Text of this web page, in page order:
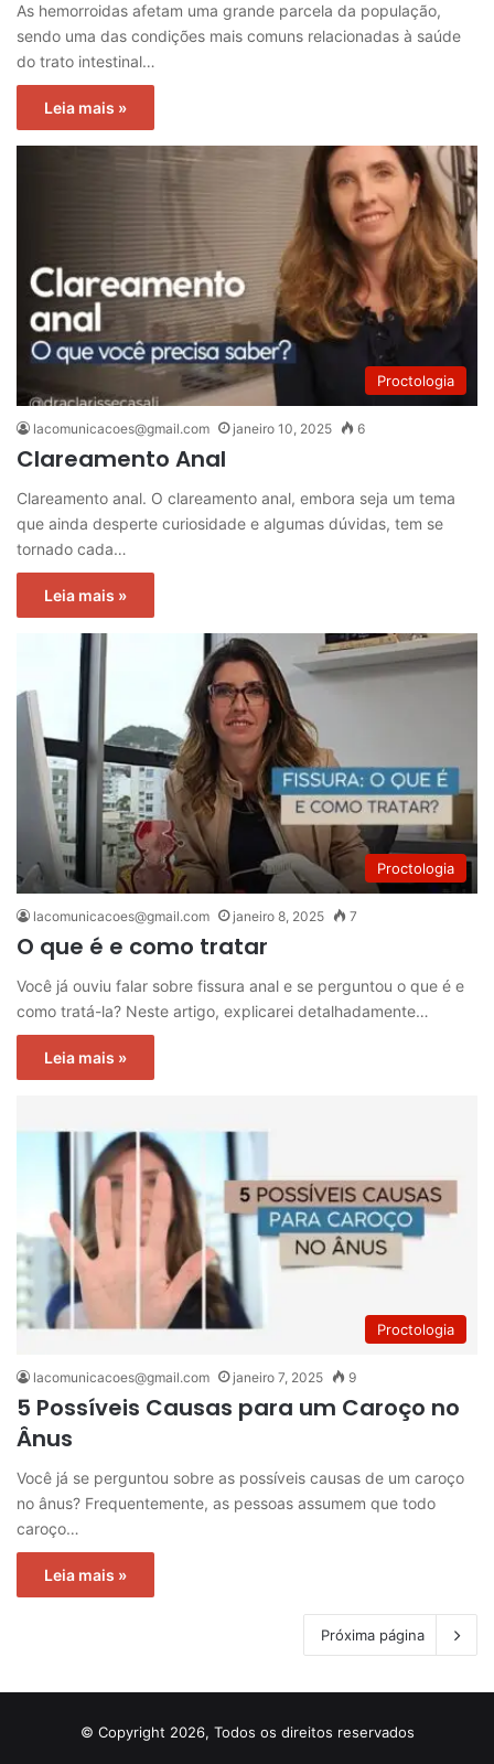
As hemorroidas afetam uma grande parcela da população,
sendo uma das condições mais comuns relacionadas à saúde
do trato intestinal…
Leia mais »
Proctologia
lacomunicacoes@gmail.com janeiro 10, 2025 6
Clareamento Anal
Clareamento anal. O clareamento anal, embora seja um tema
que ainda desperte curiosidade e algumas dúvidas, tem se
tornado cada…
Leia mais »
Proctologia
lacomunicacoes@gmail.com janeiro 8, 2025 7
O que é e como tratar
Você já ouviu falar sobre fissura anal e se perguntou o que é e
como tratá-la? Neste artigo, explicarei detalhadamente…
Leia mais »
Proctologia
lacomunicacoes@gmail.com janeiro 7, 2025 9
5 Possíveis Causas para um Caroço no
Ânus
Você já se perguntou sobre as possíveis causas de um caroço
no ânus? Frequentemente, as pessoas assumem que todo
caroço…
Leia mais »
Próxima página
© Copyright 2026, Todos os direitos reservados